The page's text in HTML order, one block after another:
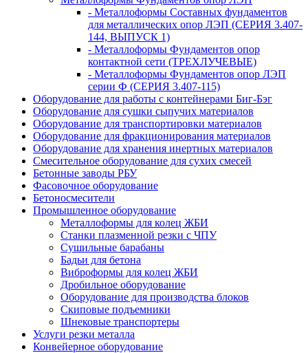
- Металлоформы Составных фундаментов
для металлических опор ЛЭП (СЕРИЯ 3.407-
144, ВЫПУСК 1)
- Металлоформы Фундаментов опор
контактной сети (ТРЕХЛУЧЕВЫЕ)
- Металлоформы Фундаментов опор ЛЭП
серии Ф (СЕРИЯ 3.407-115)
Оборудование для работы с контейнерами Биг-Бэг
Оборудование для сушки сыпучих материалов
Оборудование для транспортировки материалов
Оборудование для фракционирования материалов
Оборудование для хранения инертных материалов
Смесительное оборудование для сухих смесей
Бетонные заводы РБУ
Фасовочное оборудование
Бетоносмесители
Промышленное оборудование
Металлоформы для колец ЖБИ
Станки плазменной резки с ЧПУ
Сушильные барабаны
Бадьи для бетона
Виброформы для колец ЖБИ
Дробильное оборудование
Оборудование для производства блоков
Скиповые подъемники
Шнековые транспортеры
Услуги резки металла
Конвейерное оборудование